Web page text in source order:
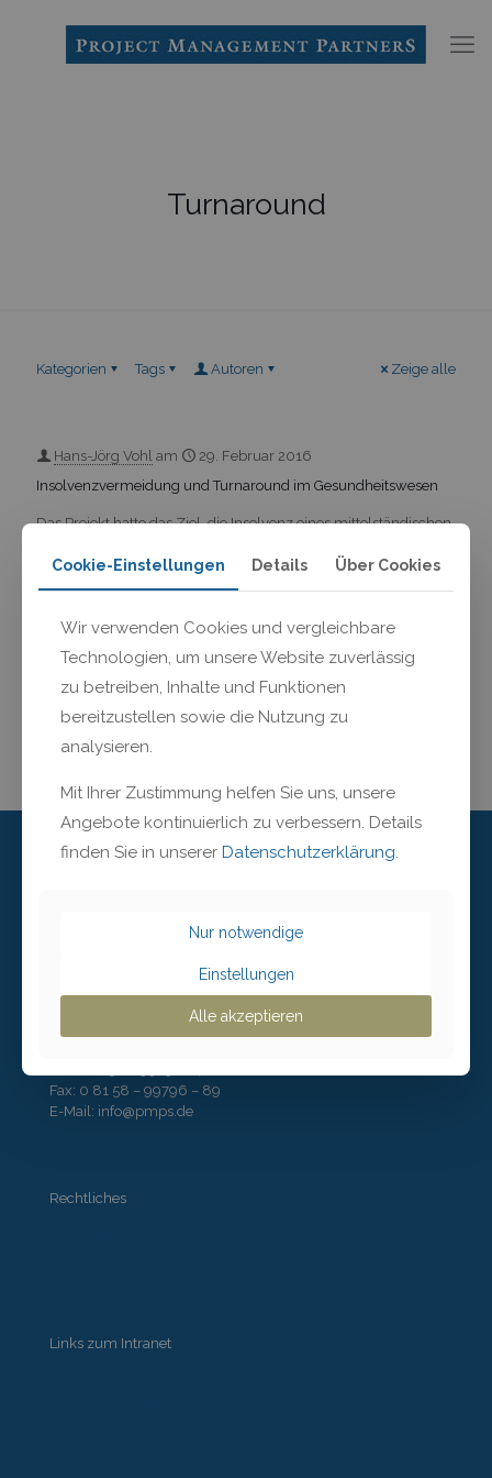
Turnaround
Kategorien Tags Autoren Zeige alle
Hans-Jörg Vohl am
29. Februar 2016
Insolvenzvermeidung und Turnaround im Gesundheitswesen
Das Projekt hatte das Ziel, die Insolvenz eines mittelständischen
nachhaltige wirtschaftliche Perspektive zu entwickeln. Durch
die enge Zusammenarbeit mit den Gesellschaftern, der
Identifikation neuer Geschäftsfelder konnte das Unternehmen
stabilisiert und aus der Krise geführt werden. Mit diesem Projekt
war unser Partner Hans-Jörg
82347 Bernried am Starnberger See
Kontakt
Fax: 0 81 58 – 99796 – 89
E-Mail: info@pmps.de
Rechtliches
Links zum Intranet
Cookie-Einstellungen Details Über Cookies
Wir verwenden Cookies und vergleichbare
Technologien, um unsere Website zuverlässig
zu betreiben, Inhalte und Funktionen
bereitzustellen sowie die Nutzung zu
analysieren.
Mit Ihrer Zustimmung helfen Sie uns, unsere
Angebote kontinuierlich zu verbessern. Details
finden Sie in unserer Datenschutzerklärung.
Nur notwendige
Einstellungen
Alle akzeptieren